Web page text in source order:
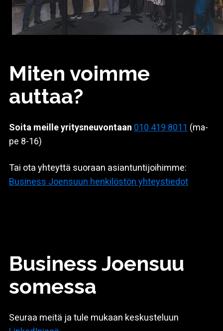
Miten voimme
auttaa?
Soita meille yritysneuvontaan 010 419 8011 (ma-
pe 8-16)
Tai ota yhteyttä suoraan asiantuntijoihimme:
Business Joensuun henkilöstön yhteystiedot
Business Joensuu
somessa
Seuraa meitä ja tule mukaan keskusteluun